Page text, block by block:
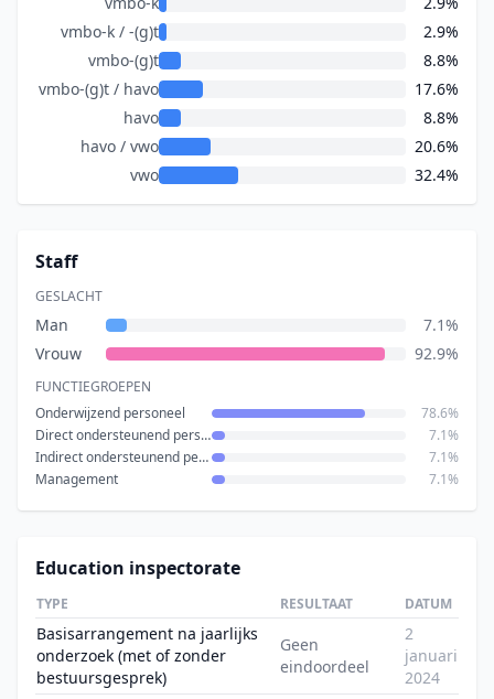
vmbo-k / -(g)t
2.9%
vmbo-(g)t
8.8%
vmbo-(g)t / havo
17.6%
havo
8.8%
havo / vwo
20.6%
vwo
32.4%
Staff
GESLACHT
Man
7.1%
Vrouw
92.9%
FUNCTIEGROEPEN
Onderwijzend personeel
78.6%
Direct ondersteunend personeel
7.1%
Indirect ondersteunend personeel
7.1%
Management
7.1%
Education inspectorate
TYPE RESULTAAT DATUM
Basisarrangement na jaarlijks
onderzoek (met of zonder
bestuursgesprek)
Geen
eindoordeel
2
januari
2024